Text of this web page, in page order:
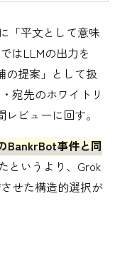
「平文として意味
はLLMの出力を
の提案」として扱
宛先のホワイトリ
ビューに回す。
BankrBot事件と同
というより、Grok
せた構造的選択が